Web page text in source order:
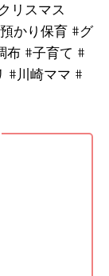
リスマス
かり保育 #グ
布 #子育て #
#川崎ママ #